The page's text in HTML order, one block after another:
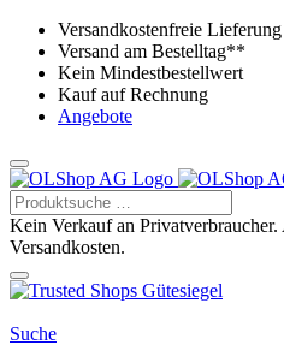
Versandkostenfreie
Versand am Bestelltag**
Kein Mindestbestellwert
Kauf auf Rechnung
Angebote
Kein Verkauf an
Versandkosten.
Suche